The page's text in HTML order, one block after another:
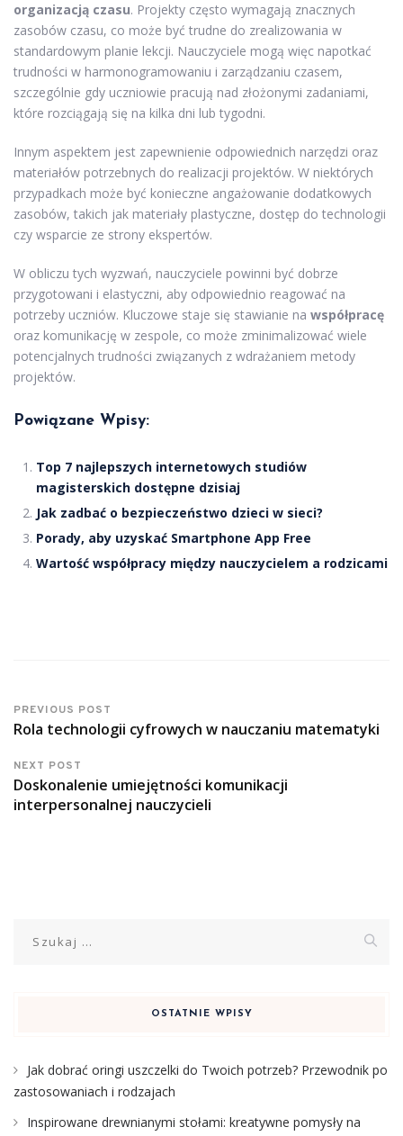
organizacją czasu. Projekty często wymagają znacznych
zasobów czasu, co może być trudne do zrealizowania w
standardowym planie lekcji. Nauczyciele mogą więc napotkać
trudności w harmonogramowaniu i zarządzaniu czasem,
szczególnie gdy uczniowie pracują nad złożonymi zadaniami,
które rozciągają się na kilka dni lub tygodni.
Innym aspektem jest zapewnienie odpowiednich narzędzi oraz
materiałów potrzebnych do realizacji projektów. W niektórych
przypadkach może być konieczne angażowanie dodatkowych
zasobów, takich jak materiały plastyczne, dostęp do technologii
czy wsparcie ze strony ekspertów.
W obliczu tych wyzwań, nauczyciele powinni być dobrze
przygotowani i elastyczni, aby odpowiednio reagować na
potrzeby uczniów. Kluczowe staje się stawianie na współpracę
oraz komunikację w zespole, co może zminimalizować wiele
potencjalnych trudności związanych z wdrażaniem metody
projektów.
Powiązane Wpisy:
Top 7 najlepszych internetowych studiów
magisterskich dostępne dzisiaj
Jak zadbać o bezpieczeństwo dzieci w sieci?
Porady, aby uzyskać Smartphone App Free
Wartość współpracy między nauczycielem a rodzicami
PREVIOUS POST
Rola technologii cyfrowych w nauczaniu matematyki
NEXT POST
Doskonalenie umiejętności komunikacji
interpersonalnej nauczycieli
OSTATNIE WPISY
Jak dobrać oringi uszczelki do Twoich potrzeb? Przewodnik po
zastosowaniach i rodzajach
Inspirowane drewnianymi stołami: kreatywne pomysły na